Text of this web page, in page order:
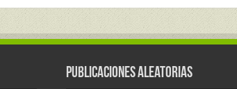
Publicaciones Aleatorias